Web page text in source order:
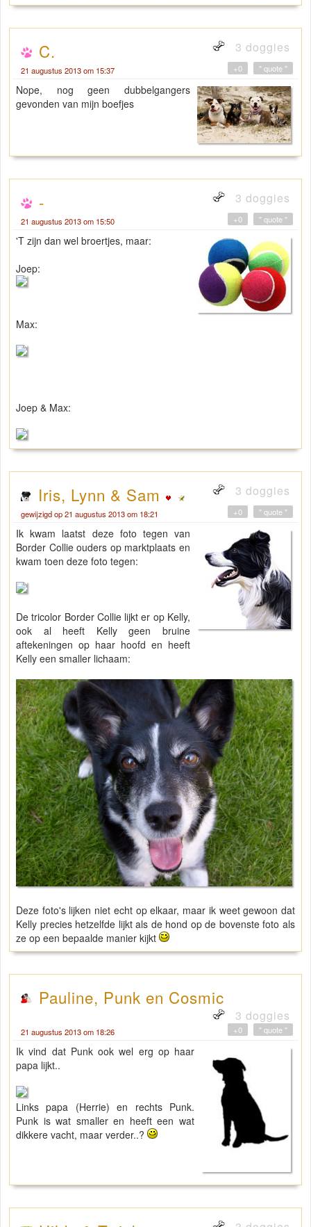
C. 3 doggies
21 augustus 2013 om 15:37 " quote "
+0
Nope, nog geen dubbelgangers
gevonden van mijn boefjes
- 3 doggies
21 augustus 2013 om 15:50 " quote "
+0
'T zijn dan wel broertjes, maar:
Joep:
Max:
Joep & Max:
Iris, Lynn & Sam 3 doggies
gewijzigd op 21 augustus 2013 om 18:21 " quote "
+0
Ik kwam laatst deze foto tegen van
Border Collie ouders op marktplaats en
kwam toen deze foto tegen:
De tricolor Border Collie lijkt er op Kelly,
ook al heeft Kelly geen bruine
aftekeningen op haar hoofd en heeft
Kelly een smaller lichaam:
Deze foto's lijken niet echt op elkaar, maar ik weet gewoon dat
Kelly precies hetzelfde lijkt als de hond op de bovenste foto als
ze op een bepaalde manier kijkt
Pauline, Punk en Cosmic
3 doggies
21 augustus 2013 om 18:26 " quote "
+0
Ik vind dat Punk ook wel erg op haar
papa lijkt..
Links papa (Herrie) en rechts Punk.
Punk is wat smaller en heeft een wat
dikkere vacht, maar verder..?